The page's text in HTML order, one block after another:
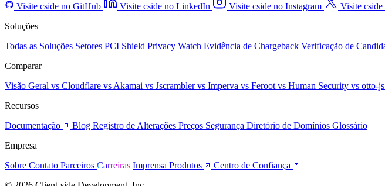
Visite cside no GitHub
Visite cside no LinkedIn Visite cside no Instagram
Visite
Soluções
Todas as Soluções Setores PCI Shield Privacy Watch Evidência de Chargeback Verificação de
Comparar
Visão Geral vs Cloudflare vs Akamai vs Jscramblervs Imperva vs Feroot vs Human Security vs otto-js
Recursos
Documentação
Blog Registro de Alterações Preços Segurança Diretório de Domínios Glossário
Empresa
Sobre Contato Parceiros Carreiras Imprensa Produtos
Centro de Confiança